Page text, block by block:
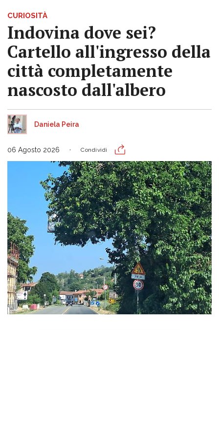
CURIOSITÀ
Indovina dove sei?
Cartello all'ingresso della
città completamente
nascosto dall'albero
Daniela Peira
06 Agosto 2026 Condividi